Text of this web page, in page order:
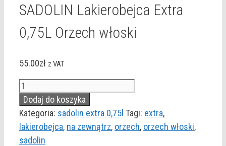
SADOLIN Lakierobejca Extra
0,75L Orzech włoski
55.00zł z VAT
ilość
SADOLIN
Lakierobejca
Extra
0,75L
Dodaj do koszyka
Kategoria: sadolin extra 0,75l Tagi: extra,
lakierobejca, na zewnątrz, orzech, orzech włoski,
sadolin